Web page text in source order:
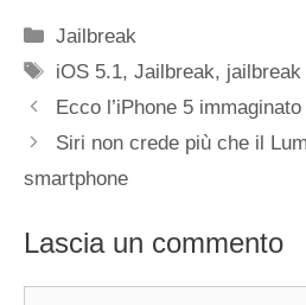
Categorie
Jailbreak
Tag
iOS 5.1,Jailbreak,
Ecco l’iPhone 5
Siri non crede più che il
smartphone
Lascia un commento